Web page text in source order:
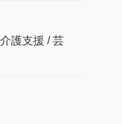
護支援 / 芸